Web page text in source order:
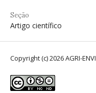
Seção
Artigo científico
Copyright (c) 2026 AGRI-